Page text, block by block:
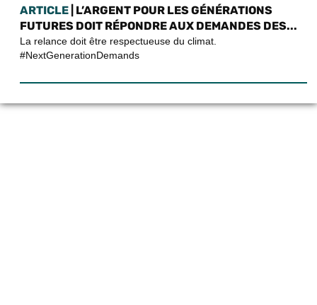
ARTICLE | L’ARGENT POUR LES GÉNÉRATIONS
FUTURES DOIT RÉPONDRE AUX DEMANDES DES...
La relance doit être respectueuse du climat.
#NextGenerationDemands